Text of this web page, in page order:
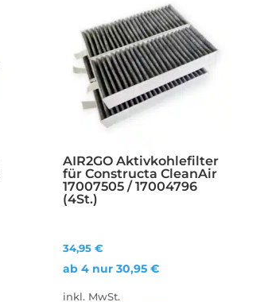
AIR2GO Aktivkohlefilter
für Constructa CleanAir
17007505 / 17004796
(4St.)
34,95€
ab 4 nur30,95€
inkl. MwSt.